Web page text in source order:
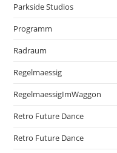
Parkside Studios
Programm
Radraum
Regelmaessig
RegelmaessigImWaggon
Retro Future Dance
Retro Future Dance